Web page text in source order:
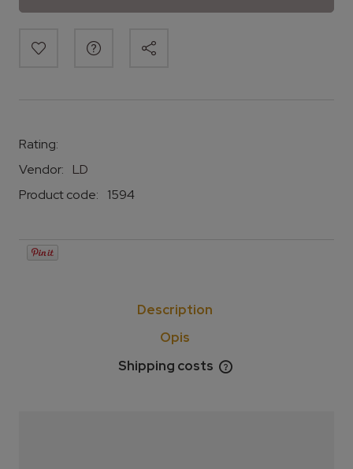
Rating:
Vendor:
LD
Product code:
1594
Description
Opis
Shipping costs
The price does not include any possible payment